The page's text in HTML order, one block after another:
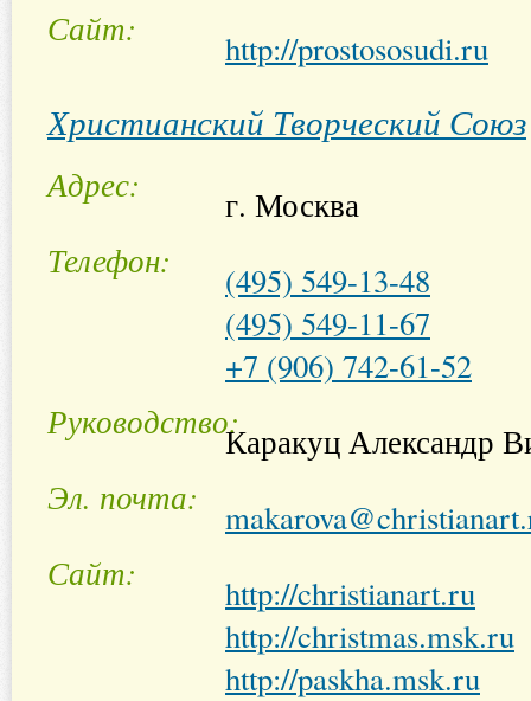
Сайт http://prostososudi.ru
Христианский Творческий Союз
Адрес
г. Москва
Телефон
(495) 549-13-48
(495) 549-11-67
+7 (906) 742-61-52
РуководствоКаракуц Александр
Эл. почта
Сайт
http://christianart.ru
http://christmas.msk.ru
http://paskha.msk.ru